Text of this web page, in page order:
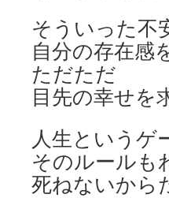
そういった不
自分の存在感
ただただ
目先の幸せを
人生というゲ
そのルールも
死ねないから